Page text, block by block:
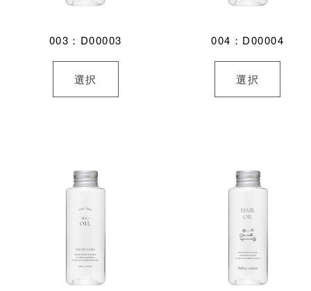
003：D00003
選択
004：D00004
選択